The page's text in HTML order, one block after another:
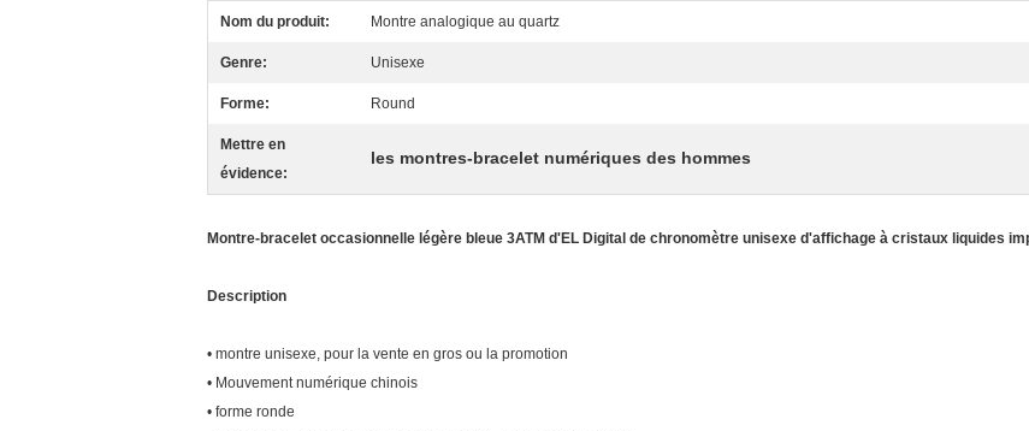
Nom du produit: Montre analogique au quartz
Genre: Unisexe
Forme: Round
Mettre en
évidence:
les montres-bracelet numériques des hommes
Montre-bracelet occasionnelle légère bleue 3ATM d'EL Digital de chronomètre unisexe d'affichage à cristaux liquides
Description
• montre unisexe, pour la vente en gros ou la promotion
• Mouvement numérique chinois
• forme ronde